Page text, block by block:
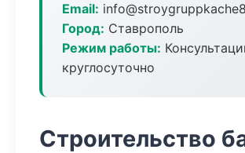
Email:
Город: Ставрополь
Режим работы:
круглосуточно
Строительство